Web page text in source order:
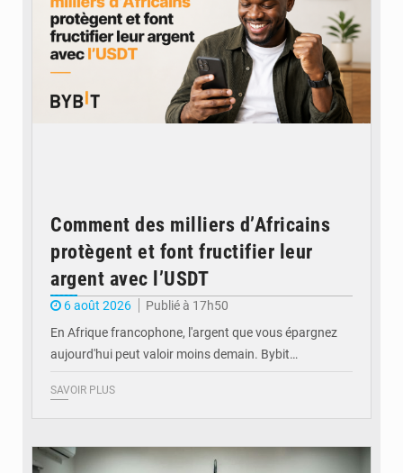
Comment des milliers d’Africains
protègent et font fructifier leur
argent avec l’USDT
6 août 2026
Publié à 17h50
En Afrique francophone, l'argent que vous épargnez
aujourd'hui peut valoir moins demain. Bybit…
SAVOIR PLUS